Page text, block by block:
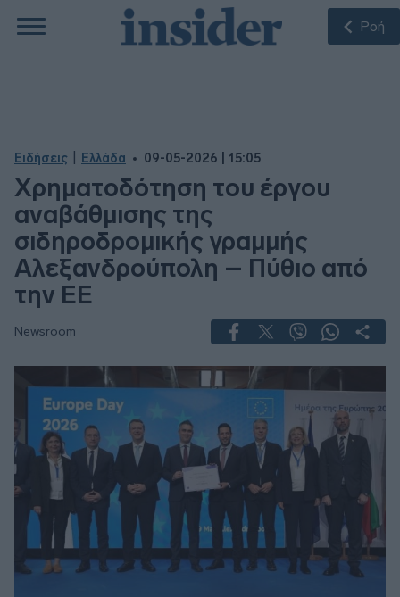
Ροή
Ειδήσεις Ελλάδα 09-05-2026 | 15:05
Χρηματοδότηση του έργου
αναβάθμισης της
σιδηροδρομικής γραμμής
Αλεξανδρούπολη – Πύθιο από
την ΕE
Newsroom